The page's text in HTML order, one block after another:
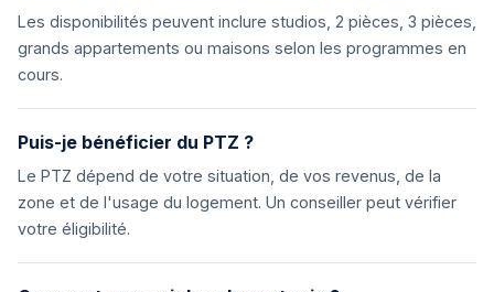
Les disponibilités peuvent inclure studios, 2 pièces, 3 pièces,
grands appartements ou maisons selon les programmes en
cours.
Puis-je bénéficier du PTZ ?
Le PTZ dépend de votre situation, de vos revenus, de la
zone et de l'usage du logement. Un conseiller peut vérifier
votre éligibilité.